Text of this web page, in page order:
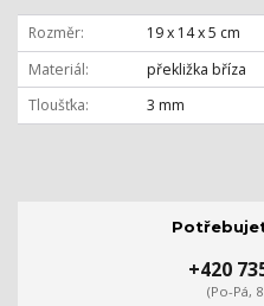
Rozměr
19 x 14 x 5 cm
Materiál
překližka bříza
Tloušťka
3 mm
+420
(Po-Pá,